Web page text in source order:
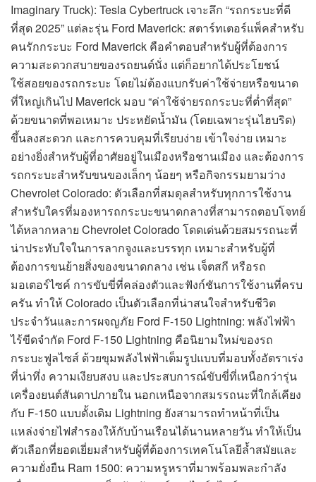
Imaginary Truck): Tesla Cybertruck เจาะลึก “รถกระบะที่ดี
ที่สุด 2025” แต่ละรุ่น Ford Maverick: สตาร์ทเตอร์แพ็คสำหรับ
คนรักกระบะ Ford Maverick คือคำตอบสำหรับผู้ที่ต้องการ
ความสะดวกสบายของรถยนต์นั่ง แต่ก็อยากได้ประโยชน์
ใช้สอยของรถกระบะ โดยไม่ต้องแบกรับค่าใช้จ่ายหรือขนาด
ที่ใหญ่เกินไป Maverick มอบ “ค่าใช้จ่ายรถกระบะที่ต่ำที่สุด”
ด้วยขนาดที่พอเหมาะ ประหยัดน้ำมัน (โดยเฉพาะรุ่นไฮบริด)
ขึ้นลงสะดวก และการควบคุมที่เรียบง่าย เข้าใจง่าย เหมาะ
อย่างยิ่งสำหรับผู้ที่อาศัยอยู่ในเมืองหรือชานเมือง และต้องการ
รถกระบะสำหรับขนของเล็กๆ น้อยๆ หรือกิจกรรมยามว่าง
Chevrolet Colorado: ตัวเลือกที่สมดุลสำหรับทุกการใช้งาน
สำหรับใครที่มองหารถกระบะขนาดกลางที่สามารถตอบโจทย์
ได้หลากหลาย Chevrolet Colorado โดดเด่นด้วยสมรรถนะที่
น่าประทับใจในการลากจูงและบรรทุก เหมาะสำหรับผู้ที่
ต้องการขนย้ายสิ่งของขนาดกลาง เช่น เจ็ตสกี หรือรถ
มอเตอร์ไซค์ การขับขี่ที่คล่องตัวและฟังก์ชันการใช้งานที่ครบ
ครัน ทำให้ Colorado เป็นตัวเลือกที่น่าสนใจสำหรับชีวิต
ประจำวันและการผจญภัย Ford F-150 Lightning: พลังไฟฟ้า
ไร้ขีดจำกัด Ford F-150 Lightning คือนิยามใหม่ของรถ
กระบะฟูลไซส์ ด้วยขุมพลังไฟฟ้าเต็มรูปแบบที่มอบทั้งอัตราเร่ง
ที่น่าทึ่ง ความเงียบสงบ และประสบการณ์ขับขี่ที่เหนือกว่ารุ่น
เครื่องยนต์สันดาปภายใน นอกเหนือจากสมรรถนะที่ใกล้เคียง
กับ F-150 แบบดั้งเดิม Lightning ยังสามารถทำหน้าที่เป็น
แหล่งจ่ายไฟสำรองให้กับบ้านเรือนได้นานหลายวัน ทำให้เป็น
ตัวเลือกที่ยอดเยี่ยมสำหรับผู้ที่ต้องการเทคโนโลยีล้ำสมัยและ
ความยั่งยืน Ram 1500: ความหรูหราที่มาพร้อมพละกำลัง